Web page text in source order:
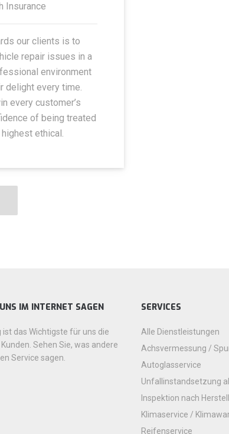
Insurance
our clients is to
repair issues in a
environment
delight every time.
every customer’s
of being treated
ethical.
IM INTERNET SAGEN
das Wichtigste für uns die
Sehen Sie, was andere
Service sagen.
SERVICES
Alle Dienstleistungen
Achsvermessung /
Autoglasservice
Unfallinstandsetzung
Inspektion nach
Klimaservice /
Reifenservice